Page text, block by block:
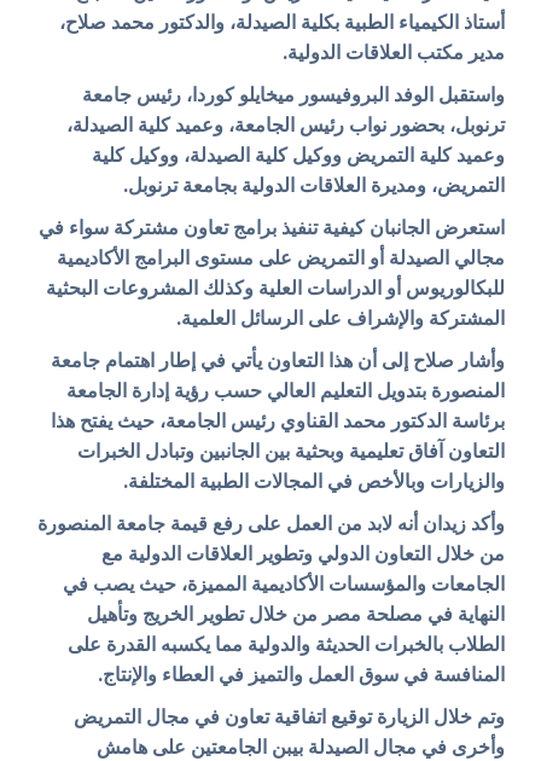
أستاذ الكيمياء الطبية بكلية الصيدلة، والدكتور محمد صلاح،
مدير مكتب العلاقات الدولية.
واستقبل الوفد البروفيسور ميخايلو كوردا، رئيس جامعة
ترنوبل، بحضور نواب رئيس الجامعة، وعميد كلية الصيدلة،
وعميد كلية التمريض ووكيل كلية الصيدلة، ووكيل كلية
التمريض، ومديرة العلاقات الدولية بجامعة ترنوبل.
استعرض الجانبان كيفية تنفيذ برامج تعاون مشتركة سواء في
مجالي الصيدلة أو التمريض على مستوى البرامج الأكاديمية
للبكالوريوس أو الدراسات العلية وكذلك المشروعات البحثية
المشتركة والإشراف على الرسائل العلمية.
وأشار صلاح إلى أن هذا التعاون يأتي في إطار اهتمام جامعة
المنصورة بتدويل التعليم العالي حسب رؤية إدارة الجامعة
برئاسة الدكتور محمد القناوي رئيس الجامعة، حيث يفتح هذا
التعاون آفاق تعليمية وبحثية بين الجانبين وتبادل الخبرات
والزيارات وبالأخص في المجالات الطبية المختلفة.
وأكد زيدان أنه لابد من العمل على رفع قيمة جامعة المنصورة
من خلال التعاون الدولي وتطوير العلاقات الدولية مع
الجامعات والمؤسسات الأكاديمية المميزة، حيث يصب في
النهاية في مصلحة مصر من خلال تطوير الخريج وتأهيل
الطلاب بالخبرات الحديثة والدولية مما يكسبه القدرة على
المنافسة في سوق العمل والتميز في العطاء والإنتاج.
وتم خلال الزيارة توقيع اتفاقية تعاون في مجال التمريض
وأخرى في مجال الصيدلة بيبن الجامعتين على هامش